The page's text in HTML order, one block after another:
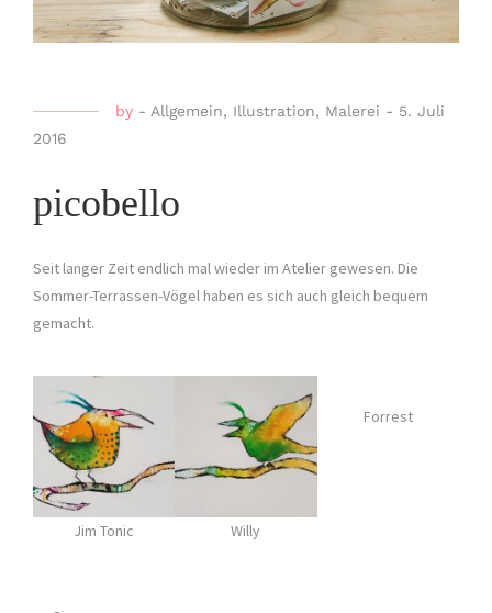
by - Allgemein, Illustration, Malerei - 5. Juli
2016
picobello
Seit langer Zeit endlich mal wieder im Atelier gewesen. Die
Sommer-Terrassen-Vögel haben es sich auch gleich bequem
gemacht.
Jim Tonic Willy
Forrest